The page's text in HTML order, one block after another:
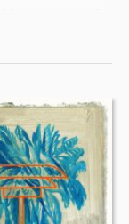
er normalt
oplaget og den